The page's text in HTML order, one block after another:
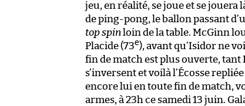
jeu, en réalité, se joue et se jouera
de ping-pong, le ballon passant
top spin loin de la table. McGinn
Placide (73e), avant qu’Isidor ne
fin de match est plus ouverte, tant
s’inversent et voilà l’Écosse
encore lui en toute fin de match,
armes, à 23h ce samedi 13 juin.